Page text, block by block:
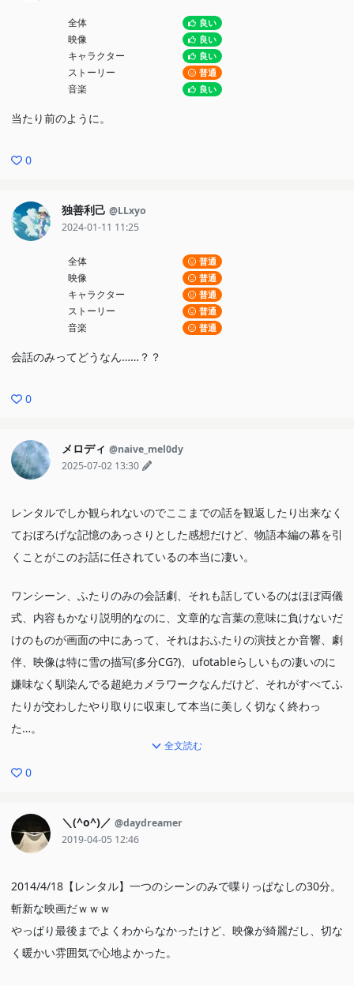
全体 良い
映像 良い
キャラクター 良い
ストーリー 普通
音楽 良い
当たり前のように。
0
独善利己 @LLxyo
2024-01-11 11:25
全体 普通
映像 普通
キャラクター 普通
ストーリー 普通
音楽 普通
会話のみってどうなん……？？
0
メロディ @naive_mel0dy
2025-07-02 13:30
レンタルでしか観られないのでここまでの話を観返したり出来なく
ておぼろげな記憶のあっさりとした感想だけど、物語本編の幕を引
くことがこのお話に任されているの本当に凄い。
ワンシーン、ふたりのみの会話劇、それも話しているのはほぼ両儀
式、内容もかなり説明的なのに、文章的な言葉の意味に負けないだ
けのものが画面の中にあって、それはおふたりの演技とか音響、劇
伴、映像は特に雪の描写(多分CG?)、ufotableらしいもの凄いのに
嫌味なく馴染んでる超絶カメラワークなんだけど、それがすべてふ
たりが交わしたやり取りに収束して本当に美しく切なく終わっ
た…。
全文読む
0
＼(^o^)／ @daydreamer
2019-04-05 12:46
2014/4/18【レンタル】一つのシーンのみで喋りっぱなしの30分。
斬新な映画だｗｗｗ
やっぱり最後までよくわからなかったけど、映像が綺麗だし、切な
く暖かい雰囲気で心地よかった。